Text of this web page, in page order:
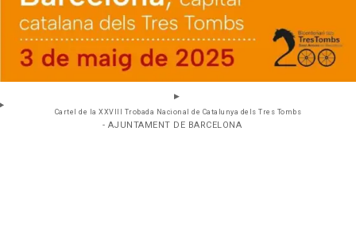
Cartel de la XXVIII Trobada Nacional de Catalunya dels Tres Tombs
- AJUNTAMENT DE BARCELONA